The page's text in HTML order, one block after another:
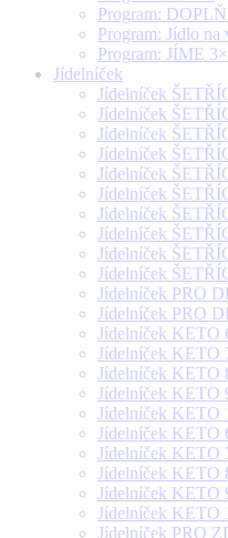
Program:
Program: Jídlo na
Program: JÍME
Jídelníček
Jídelníček
Jídelníček
Jídelníček
Jídelníček
Jídelníček
Jídelníček
Jídelníček
Jídelníček
Jídelníček
Jídelníček
Jídelníček PRO
Jídelníček PRO
Jídelníček KETO
Jídelníček KETO
Jídelníček KETO
Jídelníček KETO
Jídelníček KETO
Jídelníček KETO
Jídelníček KETO
Jídelníček KETO
Jídelníček KETO
Jídelníček KETO
Jídelníček PRO